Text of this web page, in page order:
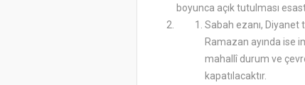
boyunca açık tutulması
Sabah ezanı,
Ramazan ayında ise
mahallî durum ve
kapatılacaktır.